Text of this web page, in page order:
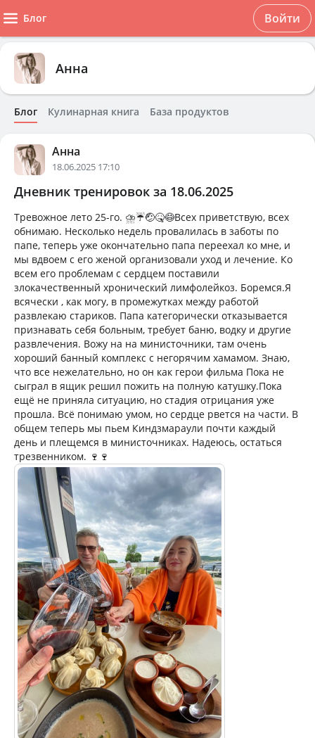
Блог Войти
Анна
Блог Кулинарная книга База продуктов
Анна
18.06.2025 17:10
Дневник тренировок за 18.06.2025
Тревожное лето 25-го. ⛈️☔️🤕🤒😷Всех приветствую, всех
обнимаю. Несколько недель провалилась в заботы по
папе, теперь уже окончательно папа переехал ко мне, и
мы вдвоем с его женой организовали уход и лечение. Ко
всем его проблемам с сердцем поставили
злокачественный хронический лимфолейкоз. Боремся.Я
всячески , как могу, в промежутках между работой
развлекаю стариков. Папа категорически отказывается
признавать себя больным, требует баню, водку и другие
развлечения. Вожу на на министочники, там очень
хороший банный комплекс с негорячим хамамом. Знаю,
что все нежелательно, но он как герои фильма Пока не
сыграл в ящик решил пожить на полную катушку.Пока
ещё не приняла ситуацию, но стадия отрицания уже
прошла. Всё понимаю умом, но сердце рвется на части. В
общем теперь мы пьем Киндзмараули почти каждый
день и плещемся в министочниках. Надеюсь, остаться
трезвенником. 🍷🍷